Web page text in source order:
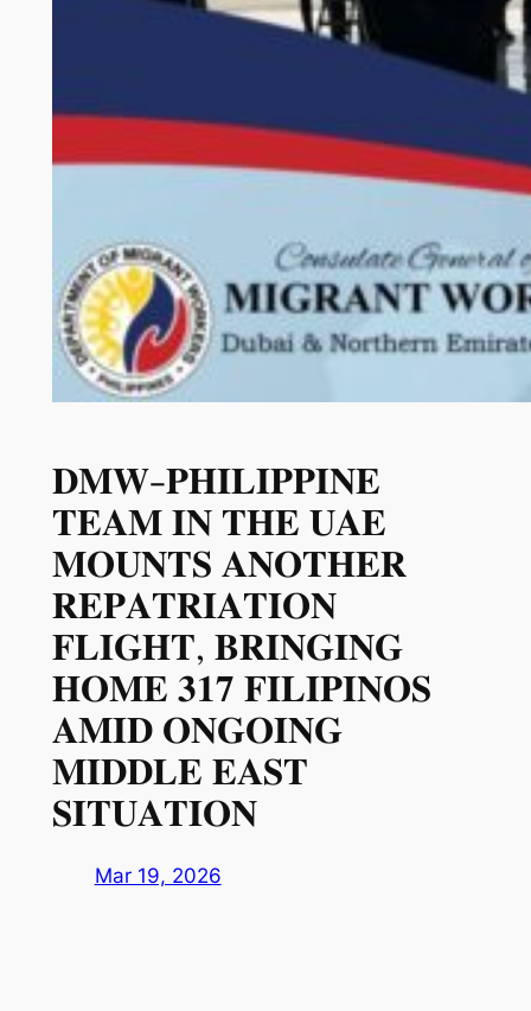
𝐃𝐌𝐖-𝐏𝐇𝐈𝐋𝐈𝐏𝐏𝐈𝐍𝐄
𝐓𝐄𝐀𝐌 𝐈𝐍 𝐓𝐇𝐄 𝐔𝐀𝐄
𝐌𝐎𝐔𝐍𝐓𝐒 𝐀𝐍𝐎𝐓𝐇𝐄𝐑
𝐑𝐄𝐏𝐀𝐓𝐑𝐈𝐀𝐓𝐈𝐎𝐍
𝐅𝐋𝐈𝐆𝐇𝐓, 𝐁𝐑𝐈𝐍𝐆𝐈𝐍𝐆
𝐇𝐎𝐌𝐄 𝟑𝟏𝟕 𝐅𝐈𝐋𝐈𝐏𝐈𝐍𝐎𝐒
𝐀𝐌𝐈𝐃 𝐎𝐍𝐆𝐎𝐈𝐍𝐆
𝐌𝐈𝐃𝐃𝐋𝐄 𝐄𝐀𝐒𝐓
𝐒𝐈𝐓𝐔𝐀𝐓𝐈𝐎𝐍
Mar 19, 2026